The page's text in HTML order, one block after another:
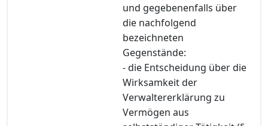
und gegebenenfalls über
die nachfolgend
bezeichneten
Gegenstände:
- die Entscheidung über die
Wirksamkeit der
Verwaltererklärung zu
Vermögen aus